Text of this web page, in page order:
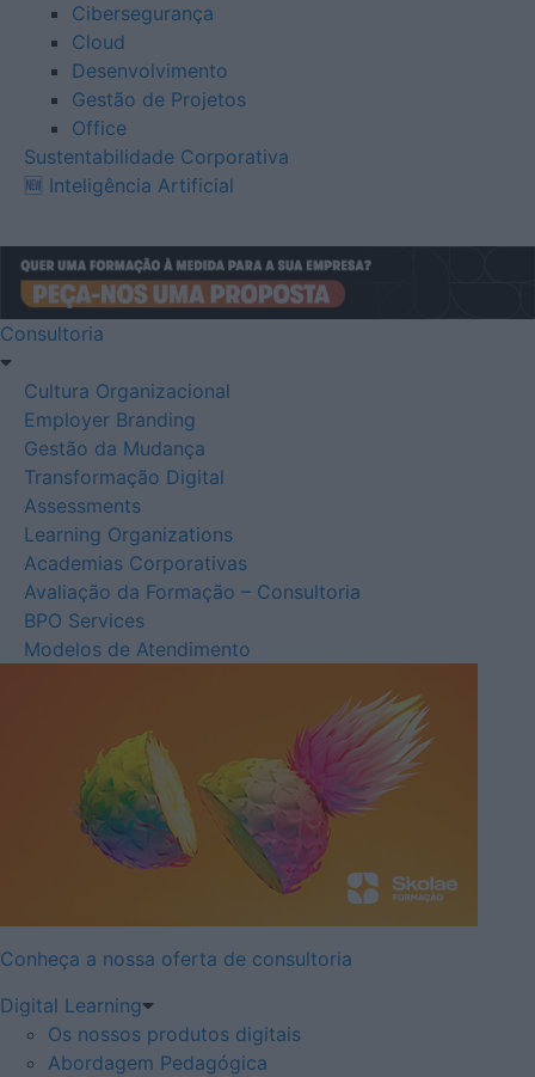
Cibersegurança
Cloud
Desenvolvimento
Gestão de Projetos
Office
Sustentabilidade Corporativa
🆕 Inteligência Artificial
Consultoria
Cultura Organizacional
Employer Branding
Gestão da Mudança
Transformação Digital
Assessments
Learning Organizations
Academias Corporativas
Avaliação da Formação – Consultoria
BPO Services
Modelos de Atendimento
Conheça a nossa oferta de consultoria
Digital Learning
Os nossos produtos digitais
Abordagem Pedagógica